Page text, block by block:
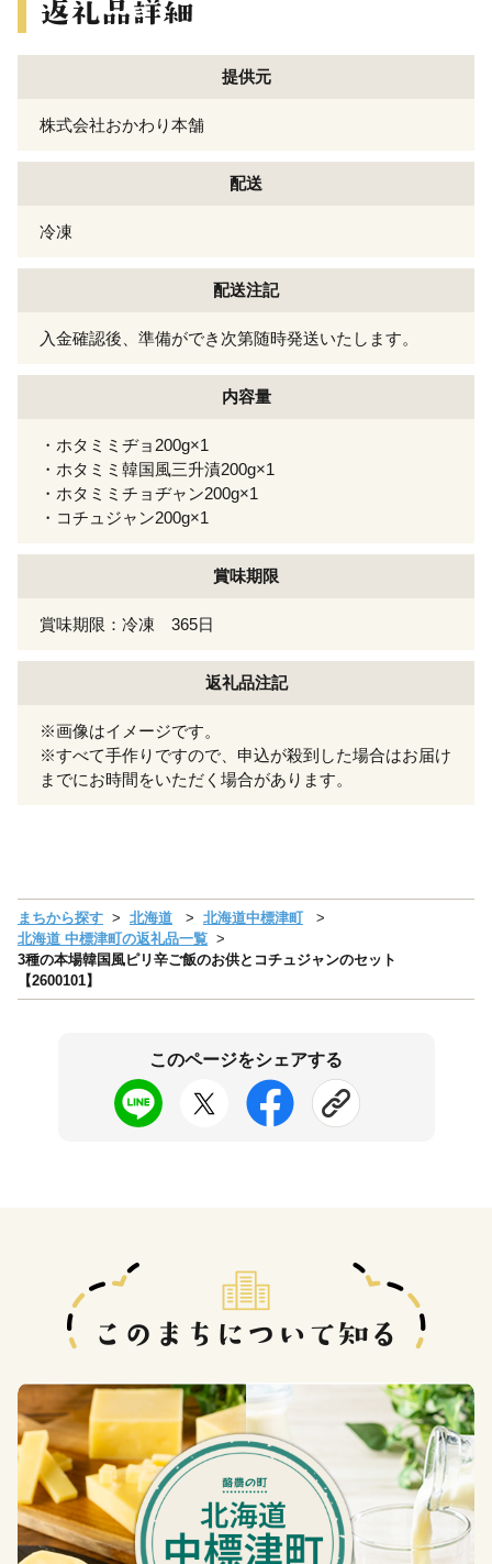
提供元
株式会社おかわり本舗
配送
冷凍
配送注記
入金確認後、準備ができ次第随時発送いたします。
内容量
・ホタミミヂョ200g×1
・ホタミミ韓国風三升漬200g×1
・ホタミミチョヂャン200g×1
・コチュジャン200g×1
賞味期限
賞味期限：冷凍 365日
返礼品注記
※画像はイメージです。
※すべて手作りですので、申込が殺到した場合はお届け
までにお時間をいただく場合があります。
まちから探す 北海道
北海道中標津町
北海道 中標津町の返礼品一覧
3種の本場韓国風ピリ辛ご飯のお供とコチュジャンのセット
【2600101】
このページをシェアする